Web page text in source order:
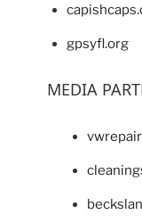
gpsyfl.org
MEDIA